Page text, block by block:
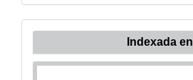
Indexada en